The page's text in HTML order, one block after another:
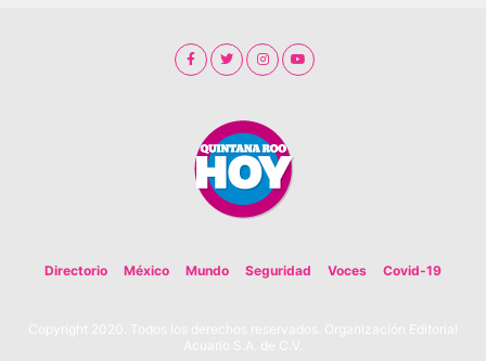
Directorio México Mundo Seguridad Voces Covid-19